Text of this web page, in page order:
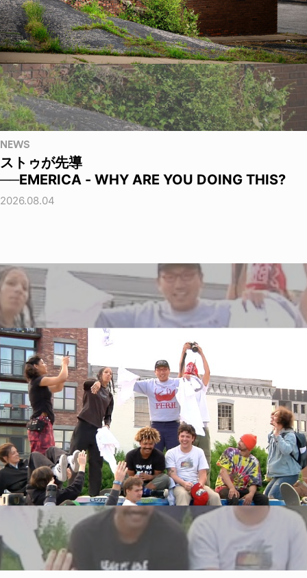
NEWS
ストゥが先導
──EMERICA - WHY ARE YOU DOING THIS?
2026.08.04